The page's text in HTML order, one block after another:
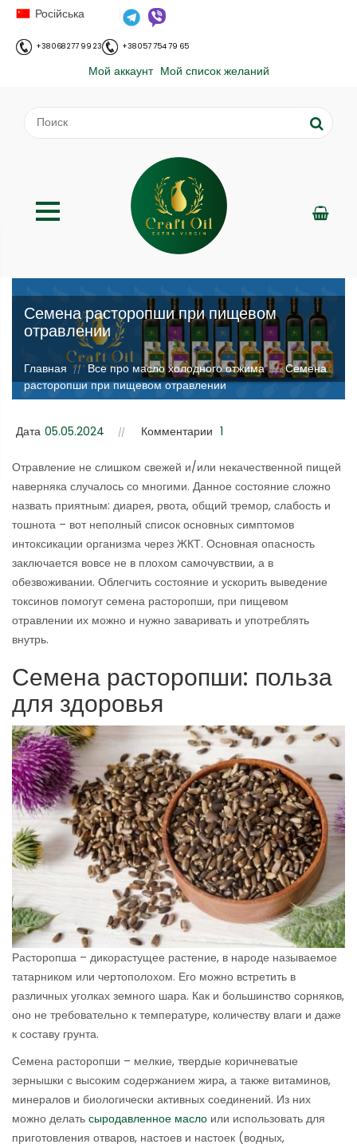
Російська
+38 068 277 99 23 +38 057 754 79 65
Мой аккаунт Мой список желаний
Семена расторопши при пищевом
отравлении
;
Главная // Все про масло холодного отжима // Семена
расторопши при пищевом отравлении
Дата 05.05.2024 Комментарии 1
Отравление не слишком свежей и/или некачественной пищей
наверняка случалось со многими. Данное состояние сложно
назвать приятным: диарея, рвота, общий тремор, слабость и
тошнота – вот неполный список основных симптомов
интоксикации организма через ЖКТ. Основная опасность
заключается вовсе не в плохом самочувствии, а в
обезвоживании. Облегчить состояние и ускорить выведение
токсинов помогут семена расторопши, при пищевом
отравлении их можно и нужно заваривать и употреблять
внутрь.
Семена расторопши: польза
для здоровья
Расторопша – дикорастущее растение, в народе называемое
татарником или чертополохом. Его можно встретить в
различных уголках земного шара. Как и большинство сорняков,
оно не требовательно к температуре, количеству влаги и даже
к составу грунта.
Семена расторопши – мелкие, твердые коричневатые
зернышки с высоким содержанием жира, а также витаминов,
минералов и биологически активных соединений. Из них
можно делать сыродавленное масло или использовать для
приготовления отваров, настоев и настоек (водных,